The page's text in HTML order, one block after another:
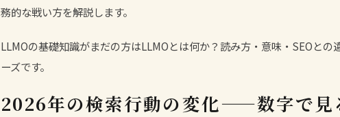
務的な戦い方を解説します。
LLMOの基礎知識がまだの方はLLMOとは何か？読み方・意味・SEOとの
ーズです。
2026年の検索行動の変化——数字で見